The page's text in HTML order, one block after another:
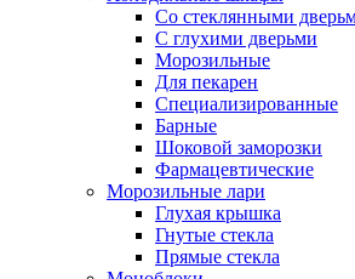
Со стеклянными
С глухими дверьми
Морозильные
Для пекарен
Специализированные
Барные
Шоковой заморозки
Фармацевтические
Морозильные лари
Глухая крышка
Гнутые стекла
Прямые стекла